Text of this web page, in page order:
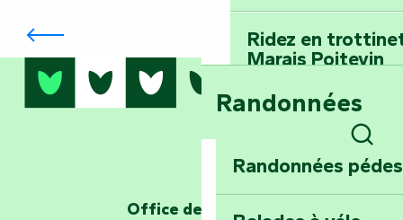
Ridez en
Marais Poitevin
Embarquez pour
Planétarium
Explorez
d’orientation «
Randonnées
Randonnées
GR®364 et GRP® de Mélusine
Office de tourisme